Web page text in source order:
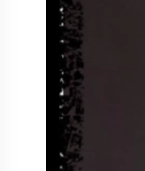
novia y zapatillas
de boda
Árboles de
Comunión
Batas de
para niña